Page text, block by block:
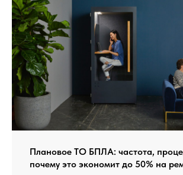
Плановое ТО БПЛА: частота,
почему это экономит до 50% на